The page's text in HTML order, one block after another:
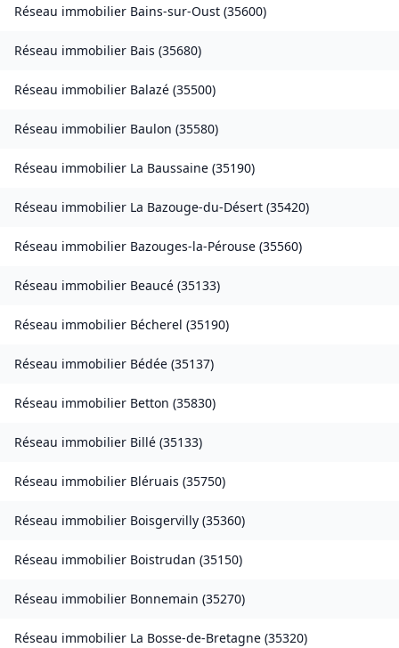
Réseau immobilier Bains-sur-Oust (35600)
Réseau immobilier Bais (35680)
Réseau immobilier Balazé (35500)
Réseau immobilier Baulon (35580)
Réseau immobilier La Baussaine (35190)
Réseau immobilier La Bazouge-du-Désert (35420)
Réseau immobilier Bazouges-la-Pérouse (35560)
Réseau immobilier Beaucé (35133)
Réseau immobilier Bécherel (35190)
Réseau immobilier Bédée (35137)
Réseau immobilier Betton (35830)
Réseau immobilier Billé (35133)
Réseau immobilier Bléruais (35750)
Réseau immobilier Boisgervilly (35360)
Réseau immobilier Boistrudan (35150)
Réseau immobilier Bonnemain (35270)
Réseau immobilier La Bosse-de-Bretagne (35320)